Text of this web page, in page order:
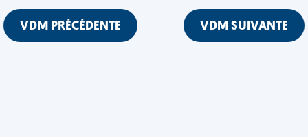
VDM PRÉCÉDENTE VDM SUIVANTE